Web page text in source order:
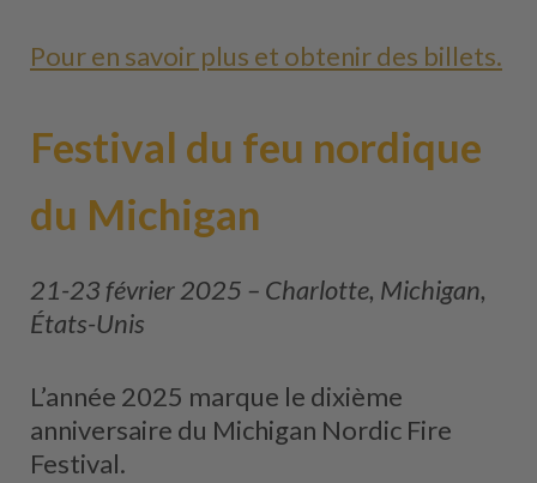
Pour en savoir plus et obtenir des billets.
Festival du feu nordique
du Michigan
21-23 février 2025 – Charlotte, Michigan,
États-Unis
L’année 2025 marque le dixième
anniversaire du Michigan Nordic Fire
Festival.